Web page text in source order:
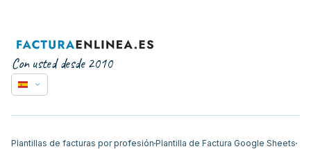
Con usted desde 2010
Plantillas de facturas por profesión Plantilla de Factura Google Sheets